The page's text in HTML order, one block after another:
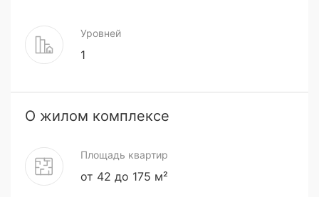
Уровней
1
О жилом комплексе
Площадь квартир
от 42 до 175 м²